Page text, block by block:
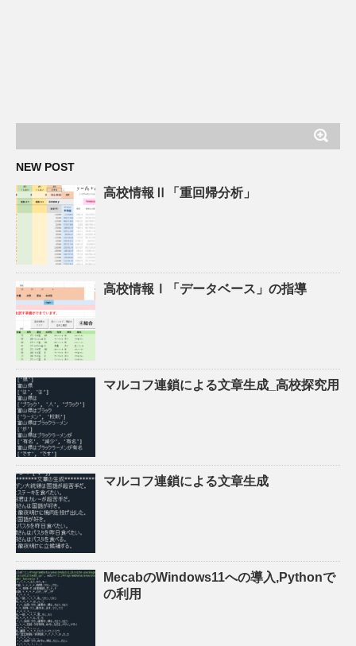
NEW POST
高校情報Ⅱ「重回帰分析」
高校情報Ⅰ「データベース」の指導
マルコフ連鎖による文章生成_高校探究用
マルコフ連鎖による文章生成
MecabのWindows11への導入,Pythonで
の利用